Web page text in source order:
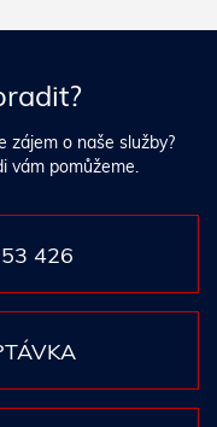
zájem o naše služby?
vám pomůžeme.
426